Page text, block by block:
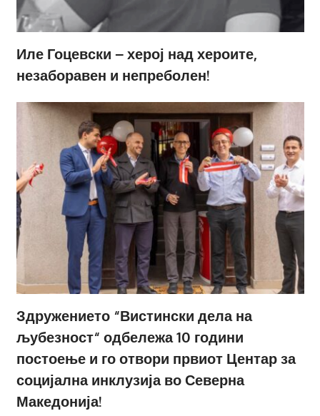
Иле Гоцевски – херој над хероите,
незаборавен и непреболен!
Здружението “Вистински дела на
љубезност“ одбележа 10 години
постоење и го отвори првиот Центар за
социјална инклузија во Северна
Македонија!